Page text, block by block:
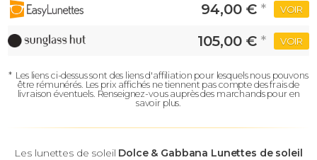
94,00 € * VOIR
105,00 € * VOIR
* Les liens ci-dessus sont des liens d'affiliation pour lesquels nous pouvons
être rémunérés. Les prix affichés ne tiennent pas compte des frais de
livraison éventuels. Renseignez-vous auprès des marchands pour en
savoir plus.
Les lunettes de soleil Dolce & Gabbana Lunettes de soleil